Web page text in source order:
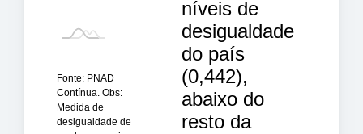
Fonte: PNAD
Contínua. Obs:
Medida de
desigualdade de
níveis de
desigualdade
do país
(0,442),
abaixo do
resto da